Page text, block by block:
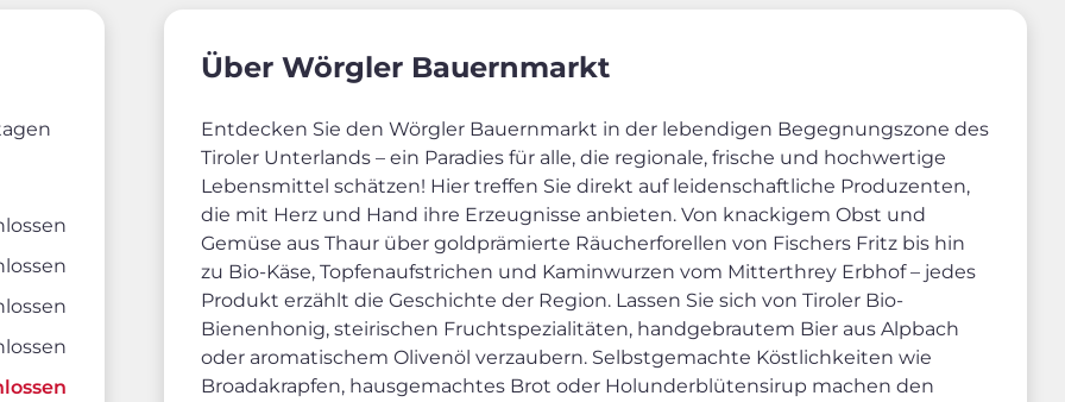
Über Wörgler Bauernmarkt
Entdecken Sie den Wörgler Bauernmarkt in der lebendigen Begegnungszone des
Tiroler Unterlands – ein Paradies für alle, die regionale, frische und hochwertige
Lebensmittel schätzen! Hier treffen Sie direkt auf leidenschaftliche Produzenten,
die mit Herz und Hand ihre Erzeugnisse anbieten. Von knackigem Obst und
Gemüse aus Thaur über goldprämierte Räucherforellen von Fischers Fritz bis hin
zu Bio-Käse, Topfenaufstrichen und Kaminwurzen vom Mitterthrey Erbhof – jedes
Produkt erzählt die Geschichte der Region. Lassen Sie sich von Tiroler Bio-
Bienenhonig, steirischen Fruchtspezialitäten, handgebrautem Bier aus Alpbach
oder aromatischem Olivenöl verzaubern. Selbstgemachte Köstlichkeiten wie
Broadakrapfen, hausgemachtes Brot oder Holunderblütensirup machen den